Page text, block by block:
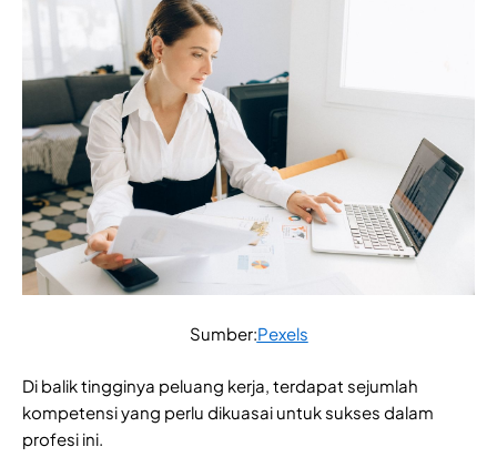
Sumber:Pexels
Di balik tingginya peluang kerja, terdapat sejumlah
kompetensi yang perlu dikuasai untuk sukses dalam
profesi ini.